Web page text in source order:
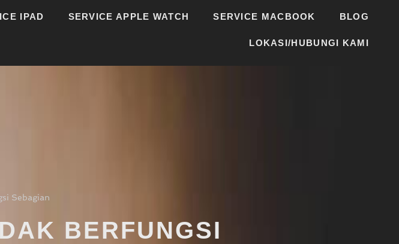
IPAD SERVICE APPLE WATCH SERVICE MACBOOK BLOG
LOKASI/HUBUNGI KAMI
Sebagian
BERFUNGSI